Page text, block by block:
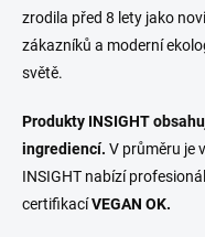
zrodila před 8 lety jako
zákazníků a moderní
světě.
Produkty INSIGHT
ingrediencí. V průměru je
INSIGHT nabízí
certifikacíVEGAN OK.